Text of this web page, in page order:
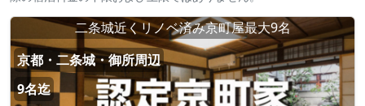
二条城近くリノベ済み京町屋最大9名
京都・二条城・御所周辺
9名迄